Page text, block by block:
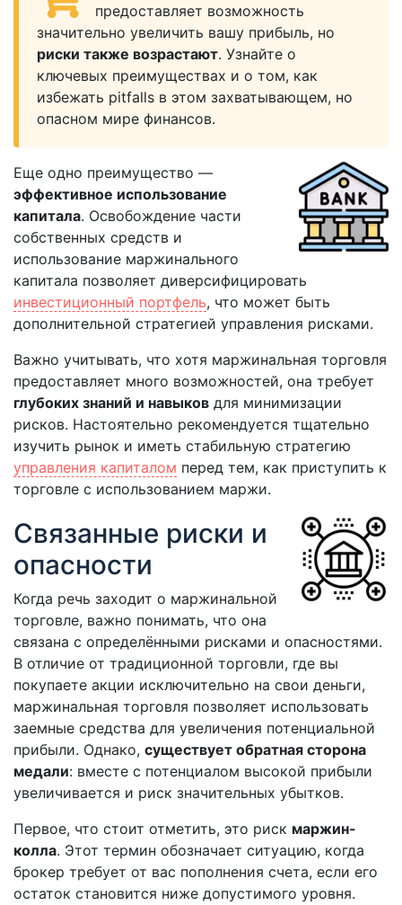
предоставляет возможность
значительно увеличить вашу прибыль, но
риски также возрастают. Узнайте о
ключевых преимуществах и о том, как
избежать pitfalls в этом захватывающем, но
опасном мире финансов.
Еще одно преимущество —
эффективное использование
капитала. Освобождение части
собственных средств и
использование маржинального
капитала позволяет диверсифицировать
инвестиционный портфель, что может быть
дополнительной стратегией управления рисками.
Важно учитывать, что хотя маржинальная торговля
предоставляет много возможностей, она требует
глубоких знаний и навыков для минимизации
рисков. Настоятельно рекомендуется тщательно
изучить рынок и иметь стабильную стратегию
управления капиталом перед тем, как приступить к
торговле с использованием маржи.
Связанные риски и
опасности
Когда речь заходит о маржинальной
торговле, важно понимать, что она
связана с определёнными рисками и опасностями.
В отличие от традиционной торговли, где вы
покупаете акции исключительно на свои деньги,
маржинальная торговля позволяет использовать
заемные средства для увеличения потенциальной
прибыли. Однако, существует обратная сторона
медали: вместе с потенциалом высокой прибыли
увеличивается и риск значительных убытков.
Первое, что стоит отметить, это риск маржин-
колла. Этот термин обозначает ситуацию, когда
брокер требует от вас пополнения счета, если его
остаток становится ниже допустимого уровня.